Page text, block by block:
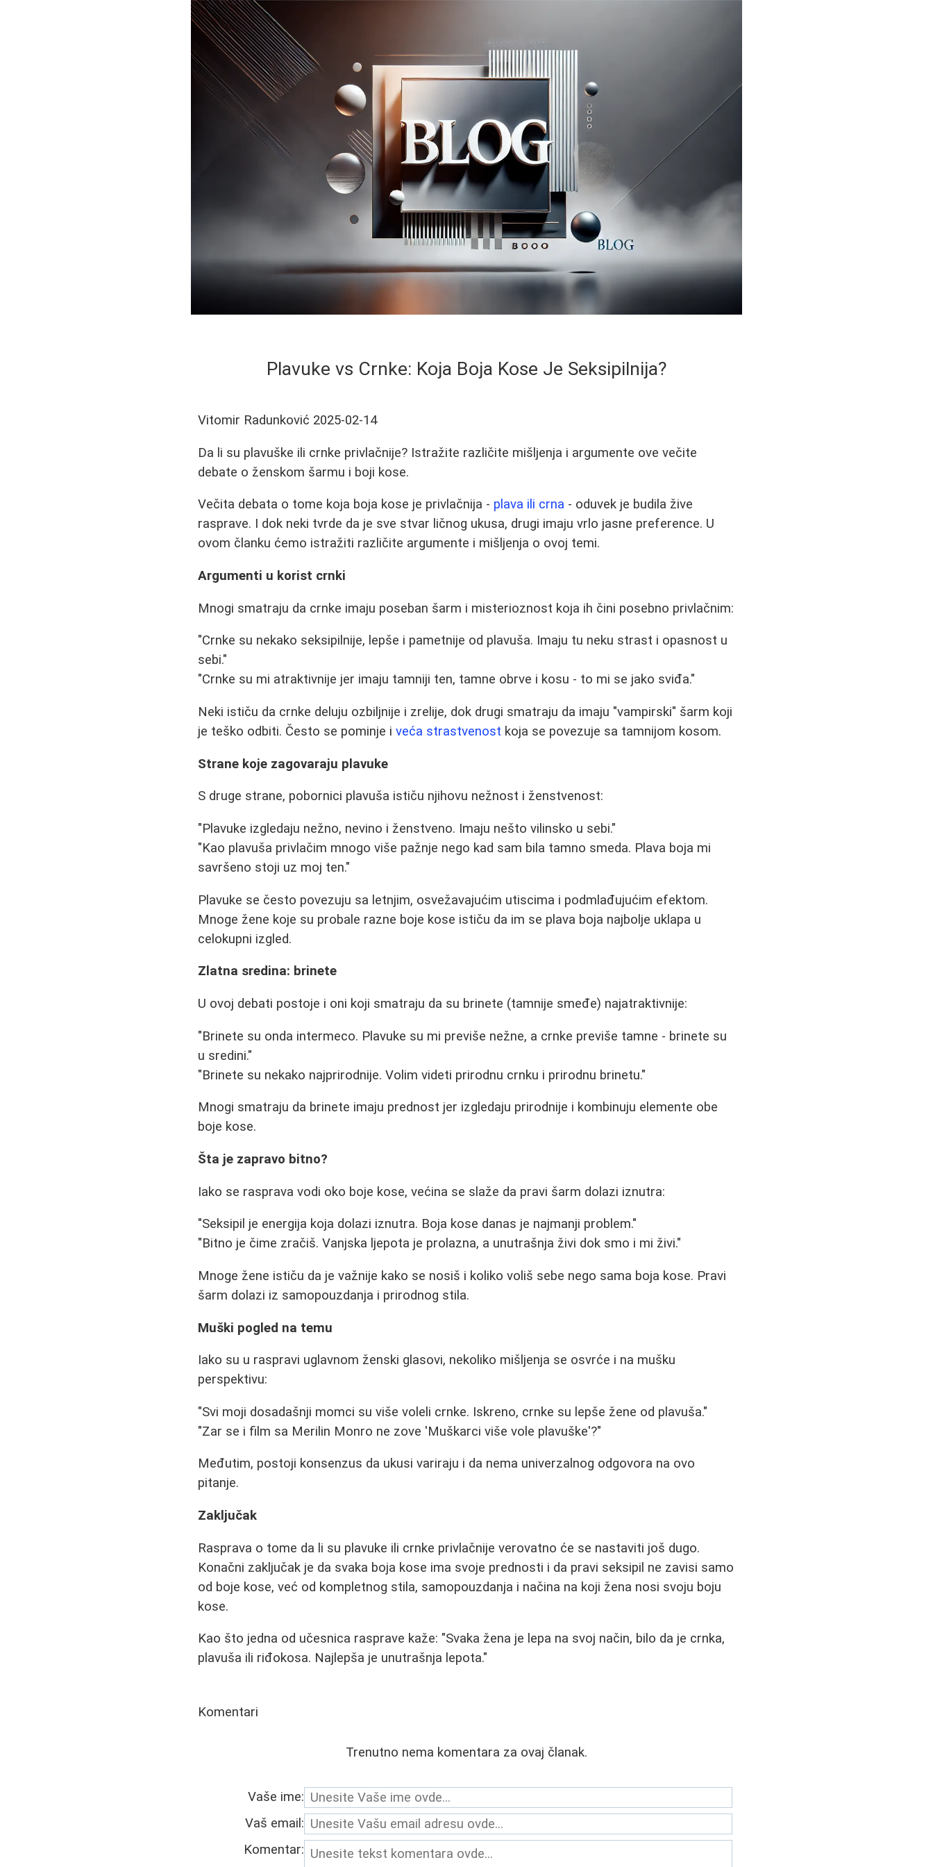
Plavuke vs Crnke: Koja Boja Kose Je Seksipilnija?
Vitomir Radunković 2025-02-14
Da li su plavuške ili crnke privlačnije? Istražite različite mišljenja i argumente ove večite
debate o ženskom šarmu i boji kose.
Večita debata o tome koja boja kose je privlačnija - plava ili crna - oduvek je budila žive
rasprave. I dok neki tvrde da je sve stvar ličnog ukusa, drugi imaju vrlo jasne preference. U
ovom članku ćemo istražiti različite argumente i mišljenja o ovoj temi.
Argumenti u korist crnki
Mnogi smatraju da crnke imaju poseban šarm i misterioznost koja ih čini posebno privlačnim:
"Crnke su nekako seksipilnije, lepše i pametnije od plavuša. Imaju tu neku strast i opasnost u
sebi."
"Crnke su mi atraktivnije jer imaju tamniji ten, tamne obrve i kosu - to mi se jako sviđa."
Neki ističu da crnke deluju ozbiljnije i zrelije, dok drugi smatraju da imaju "vampirski" šarm koji
je teško odbiti. Često se pominje iveća strastvenost koja se povezuje sa tamnijom kosom.
Strane koje zagovaraju plavuke
S druge strane, pobornici plavuša ističu njihovu nežnost i ženstvenost:
"Plavuke izgledaju nežno, nevino i ženstveno. Imaju nešto vilinsko u sebi."
"Kao plavuša privlačim mnogo više pažnje nego kad sam bila tamno smeda. Plava boja mi
savršeno stoji uz moj ten."
Plavuke se često povezuju sa letnjim, osvežavajućim utiscima i podmlađujućim efektom.
Mnoge žene koje su probale razne boje kose ističu da im se plava boja najbolje uklapa u
celokupni izgled.
Zlatna sredina: brinete
U ovoj debati postoje i oni koji smatraju da su brinete (tamnije smeđe) najatraktivnije:
"Brinete su onda intermeco. Plavuke su mi previše nežne, a crnke previše tamne - brinete su
u sredini."
"Brinete su nekako najprirodnije. Volim videti prirodnu crnku i prirodnu brinetu."
Mnogi smatraju da brinete imaju prednost jer izgledaju prirodnije i kombinuju elemente obe
boje kose.
Šta je zapravo bitno?
Iako se rasprava vodi oko boje kose, većina se slaže da pravi šarm dolazi iznutra:
"Seksipil je energija koja dolazi iznutra. Boja kose danas je najmanji problem."
"Bitno je čime zračiš. Vanjska ljepota je prolazna, a unutrašnja živi dok smo i mi živi."
Mnoge žene ističu da je važnije kako se nosiš i koliko voliš sebe nego sama boja kose. Pravi
šarm dolazi iz samopouzdanja i prirodnog stila.
Muški pogled na temu
Iako su u raspravi uglavnom ženski glasovi, nekoliko mišljenja se osvrće i na mušku
perspektivu:
"Svi moji dosadašnji momci su više voleli crnke. Iskreno, crnke su lepše žene od plavuša."
"Zar se i film sa Merilin Monro ne zove 'Muškarci više vole plavuške'?"
Međutim, postoji konsenzus da ukusi variraju i da nema univerzalnog odgovora na ovo
pitanje.
Zaključak
Rasprava o tome da li su plavuke ili crnke privlačnije verovatno će se nastaviti još dugo.
Konačni zaključak je da svaka boja kose ima svoje prednosti i da pravi seksipil ne zavisi samo
od boje kose, već od kompletnog stila, samopouzdanja i načina na koji žena nosi svoju boju
kose.
Kao što jedna od učesnica rasprave kaže: "Svaka žena je lepa na svoj način, bilo da je crnka,
plavuša ili riđokosa. Najlepša je unutrašnja lepota."
Komentari
Trenutno nema komentara za ovaj članak.
Vaše ime:
Vaš email:
Komentar: